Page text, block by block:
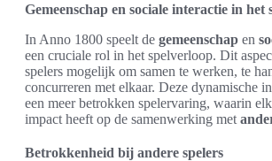
Gemeenschap en sociale interactie in het
In Anno 1800 speelt de gemeenschap en
een cruciale rol in het spelverloop. Dit
spelers mogelijk om samen te werken, te
concurreren met elkaar. Deze dynamische
een meer betrokken spelervaring, waarin
impact heeft op de samenwerking met
Betrokkenheid bij andere spelers